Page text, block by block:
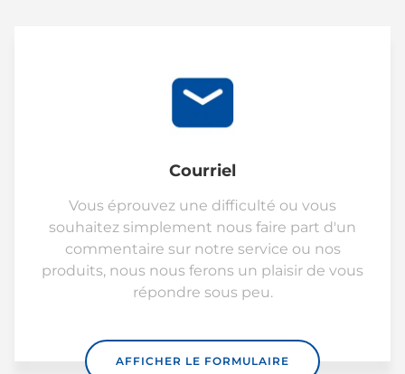
Courriel
Vous éprouvez une difficulté ou vous
souhaitez simplement nous faire part d'un
commentaire sur notre service ou nos
produits, nous nous ferons un plaisir de vous
répondre sous peu.
AFFICHER LE FORMULAIRE